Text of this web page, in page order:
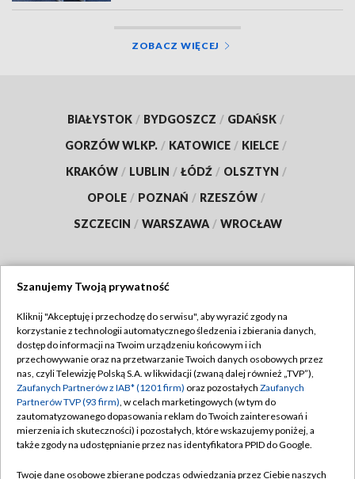
ZOBACZ WIĘCEJ
BIAŁYSTOK / BYDGOSZCZ / GDAŃSK /
GORZÓW WLKP. / KATOWICE / KIELCE /
KRAKÓW / LUBLIN / ŁÓDŹ / OLSZTYN /
OPOLE / POZNAŃ / RZESZÓW /
SZCZECIN / WARSZAWA / WROCŁAW
TVP
Abonament TVP
Emisja w TVP
Centrum informacji TVP
Naziemna Telewizja Cyfrowa
Regulamin TVP
Polityka prywatności
Moje zgody
Pomoc
Szanujemy Twoją prywatność
Kliknij "Akceptuję i przechodzę do serwisu", aby wyrazić zgody na
korzystanie z technologii automatycznego śledzenia i zbierania danych,
dostęp do informacji na Twoim urządzeniu końcowym i ich
przechowywanie oraz na przetwarzanie Twoich danych osobowych przez
nas, czyli Telewizję Polską S.A. w likwidacji (zwaną dalej również „TVP”),
Zaufanych Partnerów z IAB* (1201 firm) oraz pozostałych Zaufanych
Partnerów TVP (93 firm), w celach marketingowych (w tym do
zautomatyzowanego dopasowania reklam do Twoich zainteresowań i
mierzenia ich skuteczności) i pozostałych, które wskazujemy poniżej, a
także zgody na udostępnianie przez nas identyfikatora PPID do Google.
Twoje dane osobowe zbierane podczas odwiedzania przez Ciebie naszych